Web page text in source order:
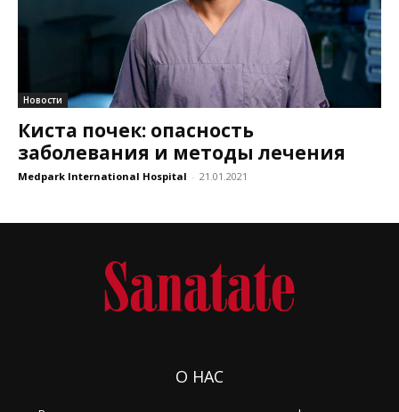
Новости
Киста почек: опасность
заболевания и методы лечения
Medpark International Hospital - 21.01.2021
О НАС